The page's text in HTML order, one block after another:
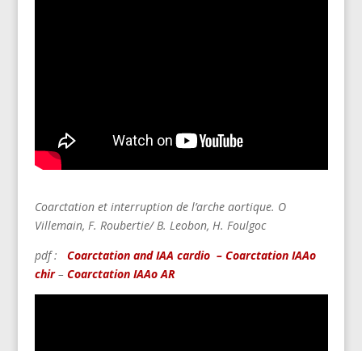
Coarctation et interruption de l’arche aortique. O
Villemain, F. Roubertie/ B. Leobon, H. Foulgoc
pdf :
Coarctation and IAA cardio – Coarctation IAAo
chir– Coarctation IAAo AR